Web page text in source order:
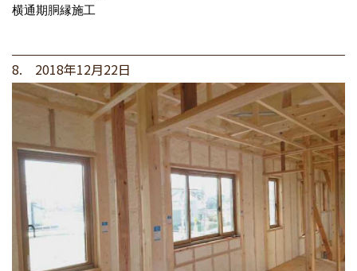
横通期胴縁施工
8. 2018年12月22日